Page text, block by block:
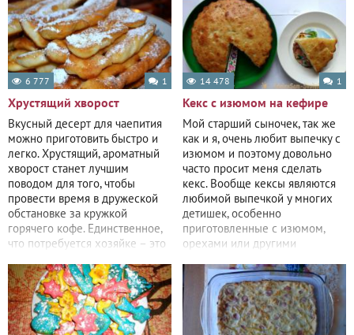
6 777 1
Хрустящий хворост
Вкусный десерт для чаепития
можно приготовить быстро и
легко. Хрустящий, ароматный
хворост станет лучшим
поводом для того, чтобы
провести время в дружеской
обстановке за кружкой
горячего кофе. Единственное,
что потребуется хозяйке – это
14 478 1
Кекс с изюмом на кефире
Мой старший сыночек, так же
как и я, очень любит выпечку с
изюмом и поэтому довольно
часто просит меня сделать
кекс. Вообще кексы являются
любимой выпечкой у многих
детишек, особенно
приготовленные с изюмом,
орехами или другими